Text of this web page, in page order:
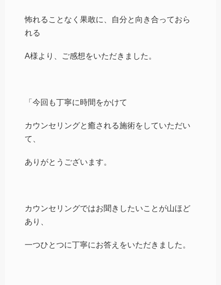
怖れることなく果敢に、自分と向き合っておら
れる
A様より、ご感想をいただきました。
「今回も丁寧に時間をかけて
カウンセリングと癒される施術をしていただい
て、
ありがとうございます。
カウンセリングではお聞きしたいことが山ほど
あり、
一つひとつに丁寧にお答えをいただきました。